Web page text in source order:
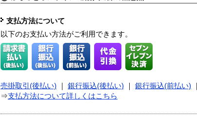
支払方法について
以下のお支払い方法がご利用できます。
売掛取引(後払い) 銀行振込(後払い) 銀行振込(前払い)
⇒支払方法について詳しくはこちら